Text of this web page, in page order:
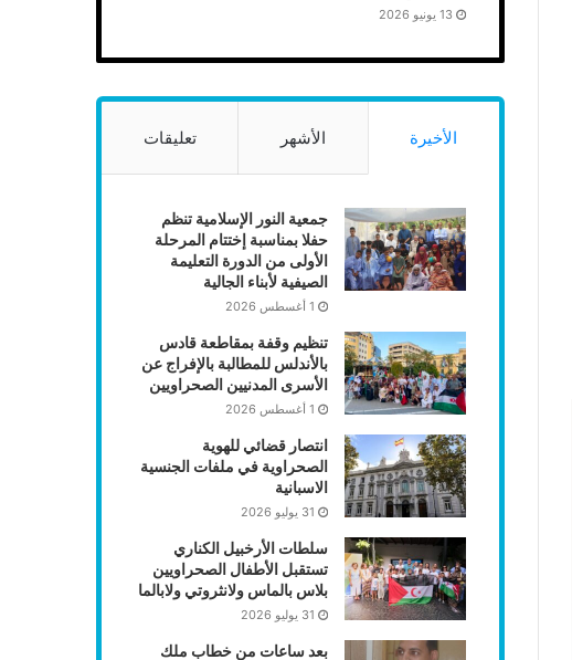
13 يونيو 2026
الأخيرة الأشهر تعليقات
جمعية النور الإسلامية تنظم
حفلا بمناسبة إختتام المرحلة
الأولى من الدورة التعليمة
الصيفية لأبناء الجالية
1 أغسطس 2026
تنظيم وقفة بمقاطعة قادس
بالأندلس للمطالبة بالإفراج عن
الأسرى المدنيين الصحراويين
1 أغسطس 2026
انتصار قضائي للهوية
الصحراوية في ملفات الجنسية
الاسبانية
31 يوليو 2026
سلطات الأرخبيل الكناري
تستقبل الأطفال الصحراويين
بلاس بالماس ولانثروتي ولابالما
31 يوليو 2026
بعد ساعات من خطاب ملك